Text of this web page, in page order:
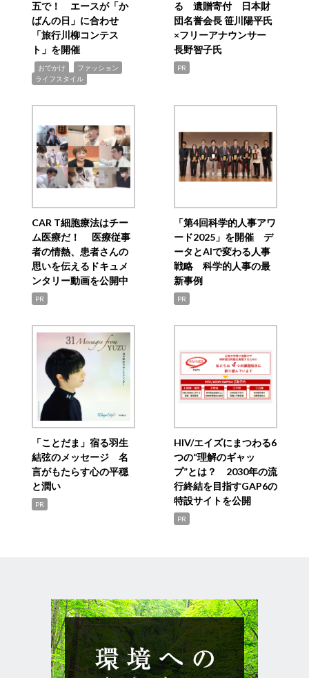
五で！ エースが「か
ばんの日」に合わせ
「旅行川柳コンテス
ト」を開催
おでかけ ファッション
ライフスタイル
る 遺贈寄付 日本財
団名誉会長 笹川陽平氏
×フリーアナウンサー
長野智子氏
PR
CAR T細胞療法はチー
ム医療だ！ 医療従事
者の情熱、患者さんの
思いを伝えるドキュメ
ンタリー動画を公開中
PR
「第4回科学的人事アワ
ード2025」を開催 デ
ータとAIで変わる人事
戦略 科学的人事の最
新事例
PR
「ことだま」宿る羽生
結弦のメッセージ 名
言がもたらす心の平穏
と潤い
PR
HIV/エイズにまつわる6
つの“理解のギャッ
プ”とは？ 2030年の流
行終結を目指すGAP6の
特設サイトを公開
PR